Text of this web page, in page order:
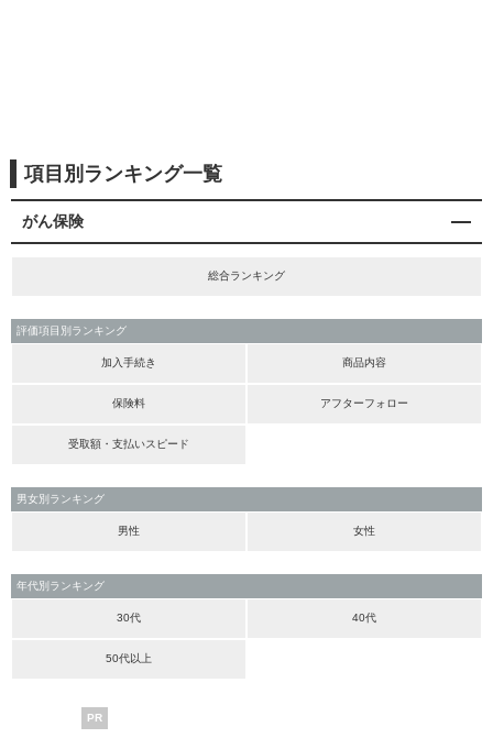
項目別ランキング一覧
がん保険
総合ランキング
評価項目別ランキング
加入手続き 商品内容
保険料 アフターフォロー
受取額・支払いスピード
男女別ランキング
男性 女性
年代別ランキング
30代 40代
50代以上
PR